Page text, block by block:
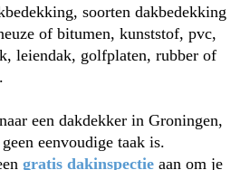
soorten dakbedekking
of bitumen, kunststof, pvc,
leiendak, golfplaten, rubber of
een dakdekker in Groningen,
eenvoudige taak is.
gratis dakinspectie aan om je